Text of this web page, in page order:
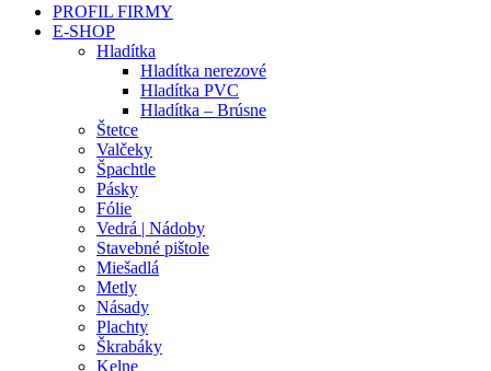
PROFIL FIRMY
E-SHOP
Hladítka
Hladítka nerezové
Hladítka PVC
Hladítka – Brúsne
Štetce
Valčeky
Špachtle
Pásky
Fólie
Vedrá | Nádoby
Stavebné pištole
Miešadlá
Metly
Násady
Plachty
Škrabáky
Kelne